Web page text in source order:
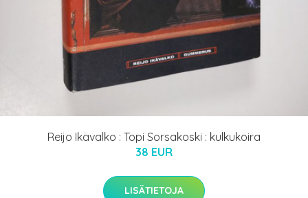
Reijo Ikävalko : Topi Sorsakoski : kulkukoira
38 EUR
LISÄTIETOJA